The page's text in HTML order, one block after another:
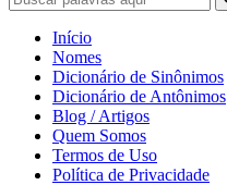
Início
Nomes
Dicionário de Sinônimos
Dicionário de Antônimos
Blog / Artigos
Quem Somos
Termos de Uso
Política de Privacidade